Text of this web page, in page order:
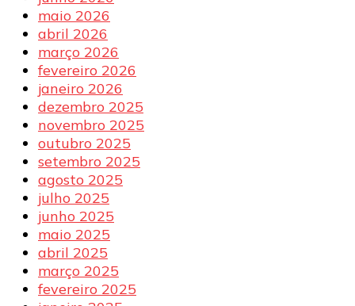
maio 2026
abril 2026
março 2026
fevereiro 2026
janeiro 2026
dezembro 2025
novembro 2025
outubro 2025
setembro 2025
agosto 2025
julho 2025
junho 2025
maio 2025
abril 2025
março 2025
fevereiro 2025